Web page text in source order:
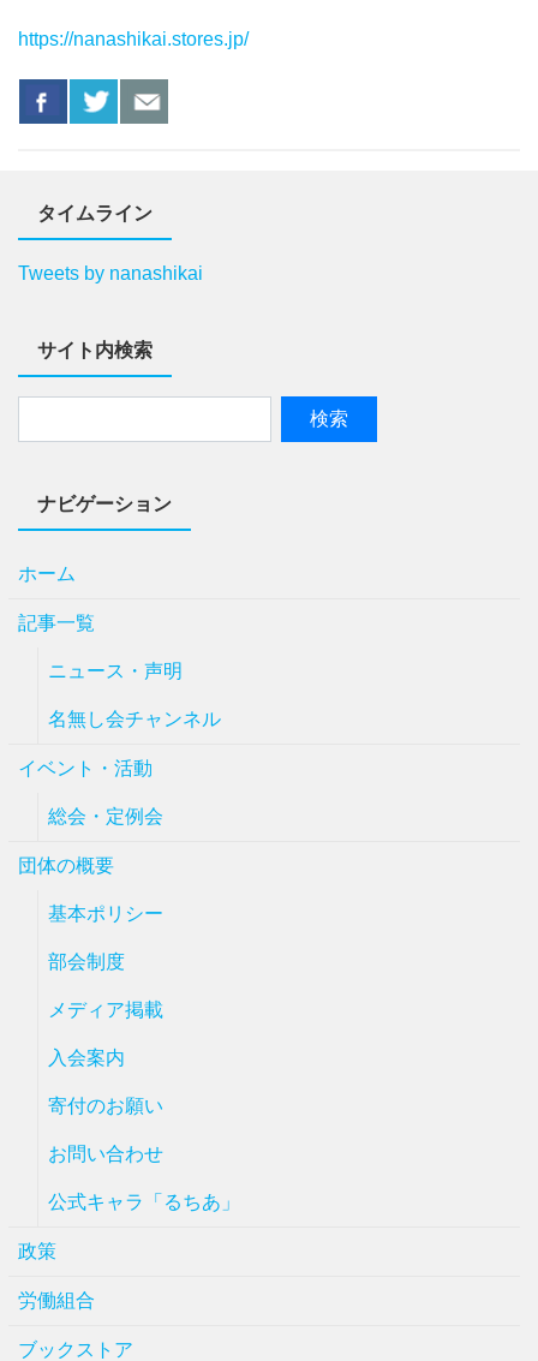
https://nanashikai.stores.jp/
タイムライン
Tweets by nanashikai
サイト内検索
ナビゲーション
ホーム
記事一覧
ニュース・声明
名無し会チャンネル
イベント・活動
総会・定例会
団体の概要
基本ポリシー
部会制度
メディア掲載
入会案内
寄付のお願い
お問い合わせ
公式キャラ「るちあ」
政策
労働組合
ブックストア